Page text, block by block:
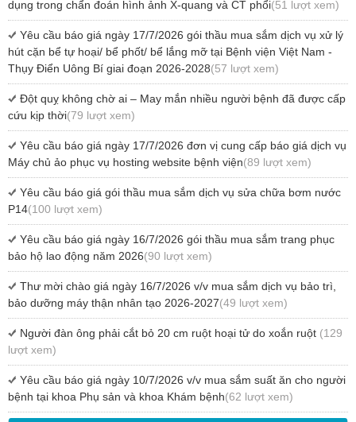
dụng trong chẩn đoán hình ảnh X-quang và CT phổi(51 lượt xem)
Yêu cầu báo giá ngày 17/7/2026 gói thầu mua sắm dịch vụ xử lý
hút cặn bể tự hoại/ bể phốt/ bể lắng mỡ tại Bệnh viện Việt Nam -
Thụy Điển Uông Bí giai đoạn 2026-2028(57 lượt xem)
Đột quỵ không chờ ai – May mắn nhiều người bệnh đã được cấp
cứu kịp thời(79 lượt xem)
Yêu cầu báo giá ngày 17/7/2026 đơn vị cung cấp báo giá dịch vụ
Máy chủ ảo phục vụ hosting website bệnh viện(89 lượt xem)
Yêu cầu báo giá gói thầu mua sắm dịch vụ sửa chữa bơm nước
P14(100 lượt xem)
Yêu cầu báo giá ngày 16/7/2026 gói thầu mua sắm trang phục
bảo hộ lao động năm 2026(90 lượt xem)
Thư mời chào giá ngày 16/7/2026 v/v mua sắm dịch vụ bảo trì,
bảo dưỡng máy thận nhân tạo 2026-2027(49 lượt xem)
Người đàn ông phải cắt bỏ 20 cm ruột hoại tử do xoắn ruột (129
lượt xem)
Yêu cầu báo giá ngày 10/7/2026 v/v mua sắm suất ăn cho người
bệnh tại khoa Phụ sản và khoa Khám bệnh(62 lượt xem)